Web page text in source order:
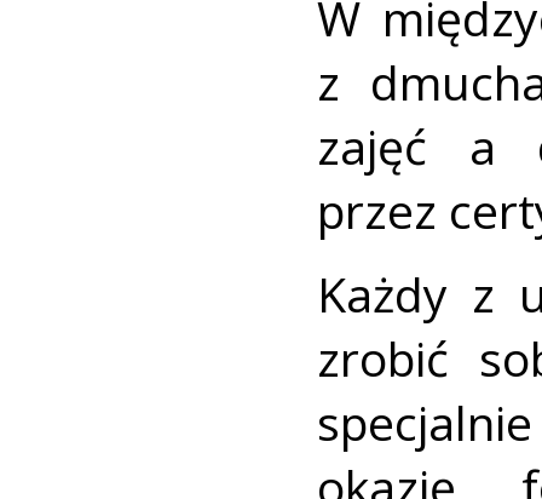
W
z
zajęć a
przez
Każdy z
zrobić